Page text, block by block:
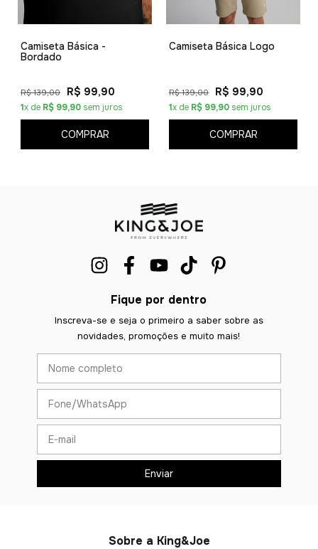
Camiseta Básica -
Bordado
R$ 139,00 R$ 99,90
1x de R$ 99,90 sem juros
COMPRAR
Camiseta Básica Logo
R$ 139,00 R$ 99,90
1x de R$ 99,90 sem juros
COMPRAR
Fique por dentro
Inscreva-se e seja o primeiro a saber sobre as
novidades, promoções e muito mais!
Sobre a King&Joe